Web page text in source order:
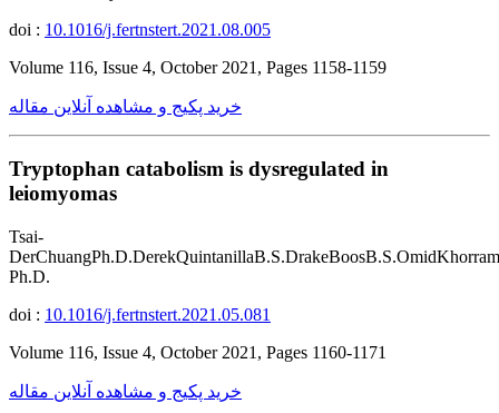
doi : 10.1016/j.fertnstert.2021.08.005
Volume 116, Issue 4, October 2021, Pages 1158-1159
خرید پکیج و مشاهده آنلاین مقاله
Tryptophan catabolism is dysregulated in
leiomyomas
Tsai-
Ph.D.
doi : 10.1016/j.fertnstert.2021.05.081
Volume 116, Issue 4, October 2021, Pages 1160-1171
خرید پکیج و مشاهده آنلاین مقاله